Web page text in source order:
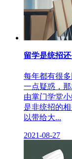
留学是统招
每年都有很
一点疑惑，
由掌门学堂
是非统招的
以带给大...
2021-08-27